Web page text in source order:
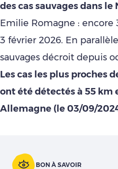
des cas sauvages dans le
Emilie Romagne : encore
3 février 2026. En
sauvages décroit depuis
Les cas les plus proches
ont été détectés à 55 km
Allemagne (le 03/09/
BON À SAVOIR